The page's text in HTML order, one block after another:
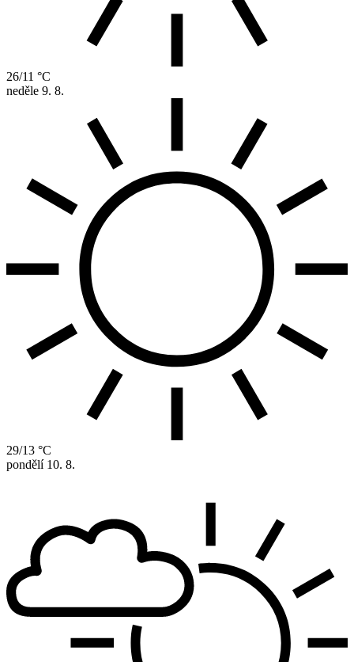
26/11 °C
neděle 9. 8.
29/13 °C
pondělí 10. 8.